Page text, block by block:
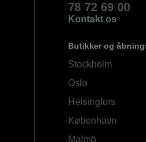
78 72 69 00
Kontakt os
Butikker og
Stockholm
Oslo
Helsingfors
København
Malmö